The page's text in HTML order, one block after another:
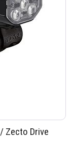
Zecto Drive